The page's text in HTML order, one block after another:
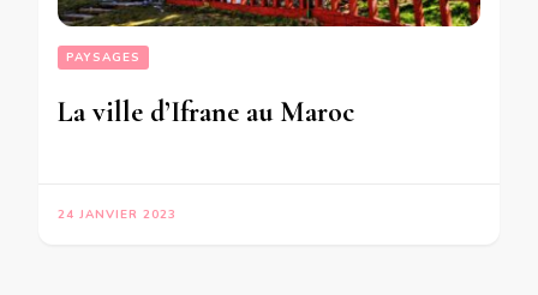
PAYSAGES
La ville d’Ifrane au Maroc
24 JANVIER 2023